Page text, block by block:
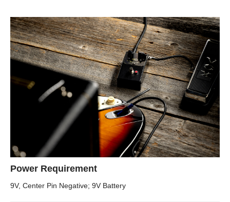
Power Requirement
9V, Center Pin Negative; 9V Battery